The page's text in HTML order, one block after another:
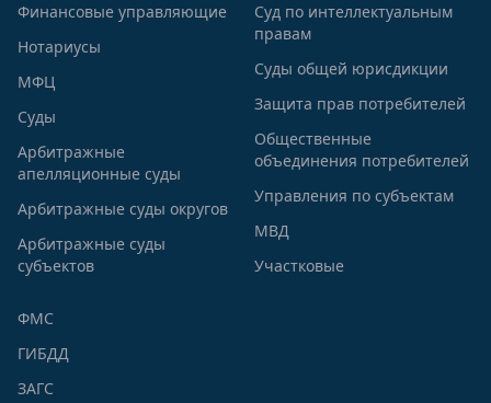
Финансовые управляющие
Нотариусы
МФЦ
Суды
Арбитражные
апелляционные суды
Арбитражные суды округов
Арбитражные суды
субъектов
Суд по интеллектуальным
правам
Суды общей юрисдикции
Защита прав потребителей
Общественные
объединения потребителей
Управления по субъектам
МВД
Участковые
ФМС
ГИБДД
ЗАГС